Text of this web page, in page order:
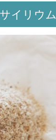
イリウム